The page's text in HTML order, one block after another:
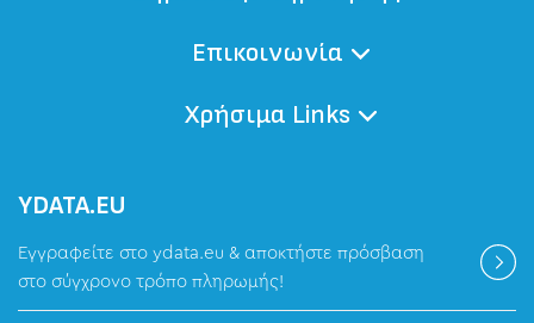
Επικοινωνία
Χρήσιμα Links
ΥDATA.EU
Εγγραφείτε στο ydata.eu & αποκτήστε πρόσβαση
στο σύγχρονο τρόπο πληρωμής!